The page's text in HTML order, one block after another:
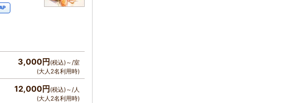
3,000円 (税込)～/室
(大人2名利用時)
12,000円 (税込)～/人
(大人2名利用時)